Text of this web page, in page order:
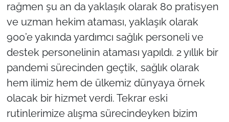
rağmen şu an da yaklaşık olarak 80 pratisyen
ve uzman hekim ataması, yaklaşık olarak
900’e yakında yardımcı sağlık personeli ve
destek personelinin ataması yapıldı. 2 yıllık bir
pandemi sürecinden geçtik, sağlık olarak
hem ilimiz hem de ülkemiz dünyaya örnek
olacak bir hizmet verdi. Tekrar eski
rutinlerimize alışma sürecindeyken bizim